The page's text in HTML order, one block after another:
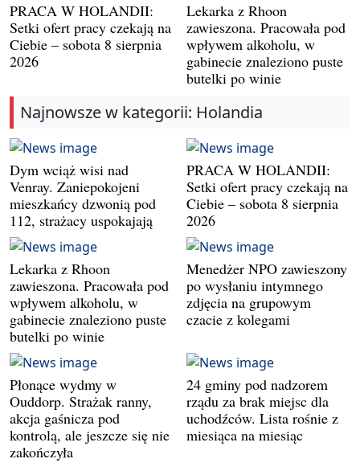
PRACA W HOLANDII:
Setki ofert pracy czekają na
Ciebie – sobota 8 sierpnia
2026
Lekarka z Rhoon
zawieszona. Pracowała pod
wpływem alkoholu, w
gabinecie znaleziono puste
butelki po winie
Najnowsze w kategorii: Holandia
Dym wciąż wisi nad
Venray. Zaniepokojeni
mieszkańcy dzwonią pod
112, strażacy uspokajają
PRACA W HOLANDII:
Setki ofert pracy czekają na
Ciebie – sobota 8 sierpnia
2026
Lekarka z Rhoon
zawieszona. Pracowała pod
wpływem alkoholu, w
gabinecie znaleziono puste
butelki po winie
Menedżer NPO zawieszony
po wysłaniu intymnego
zdjęcia na grupowym
czacie z kolegami
Płonące wydmy w
Ouddorp. Strażak ranny,
akcja gaśnicza pod
kontrolą, ale jeszcze się nie
zakończyła
24 gminy pod nadzorem
rządu za brak miejsc dla
uchodźców. Lista rośnie z
miesiąca na miesiąc